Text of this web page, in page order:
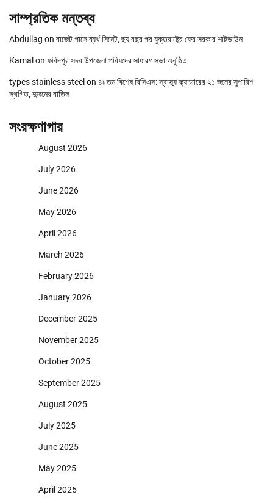
সাম্প্রতিক মন্তব্য
Abdullag on বাজেট পাসে ব্যর্থ সিনেট, ছয় বছর পর যুক্তরাষ্ট্রে ফের সরকার শাটডাউন
Kamal on ফরিদপুর সদর উপজেলা পরিষদের সাধারণ সভা অনুষ্ঠিত
types stainless steel on ৪৮তম বিশেষ বিসিএস: স্বাস্থ্য ক্যাডারের ২১ জনের সুপারিশ
স্থগিত, দুজনের বাতিল
সংরক্ষণাগার
August 2026
July 2026
June 2026
May 2026
April 2026
March 2026
February 2026
January 2026
December 2025
November 2025
October 2025
September 2025
August 2025
July 2025
June 2025
May 2025
April 2025